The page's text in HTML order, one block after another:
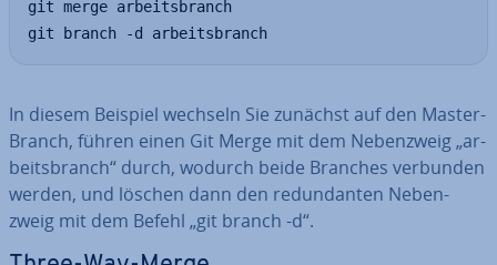
git merge arbeitsbranch
git branch -d arbeitsbranch
In diesem Beispiel wechseln Sie zunächst auf den Master-
Branch, führen einen Git Merge mit dem Ne­ben­zweig „ar­
beits­branch“ durch, wodurch beide Branches verbunden
werden, und löschen dann den red­un­dan­ten Ne­ben­
zweig mit dem Befehl „git branch -d“.